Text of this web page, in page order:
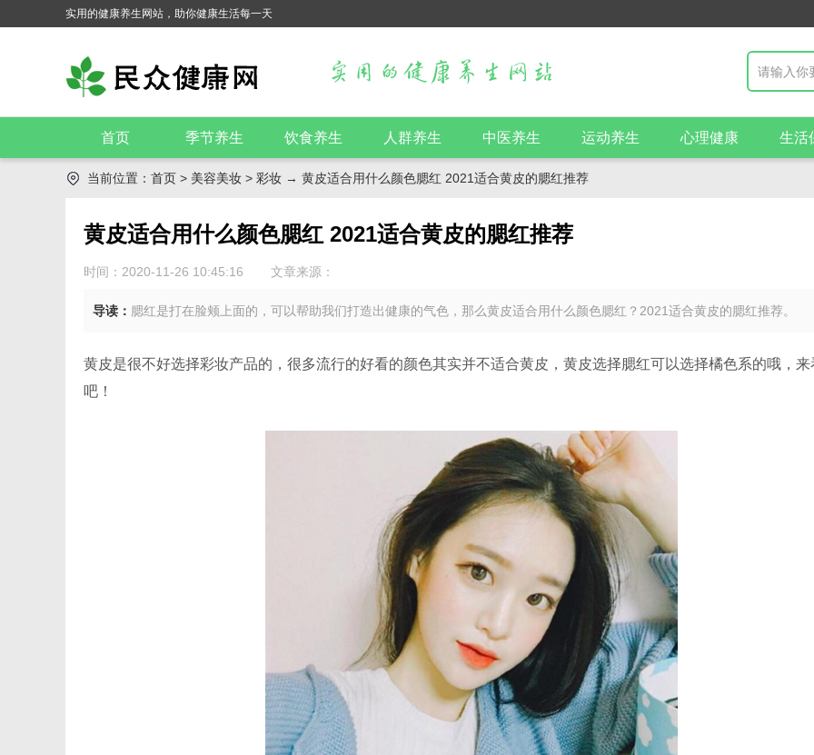
实用的健康养生网站，助你健康生活每一天
首页 季节养生 饮食养生 人群养生 中医养生 运动养生 心理健康 生活
当前位置： 首页 > 美容美妆 > 彩妆 → 黄皮适合用什么颜色腮红 2021适合黄皮的腮红推荐
黄皮适合用什么颜色腮红 2021适合黄皮的腮红推荐
时间：2020-11-26 10:45:16 文章来源：
导读： 腮红是打在脸颊上面的，可以帮助我们打造出健康的气色，那么黄皮适合用什么颜色腮红？2021适合黄皮的腮红推荐。
黄皮是很不好选择彩妆产品的，很多流行的好看的颜色其实并不适合黄皮，黄皮选择腮红可以选择橘色系的哦，来
吧！